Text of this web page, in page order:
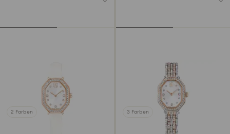
2 Farben 3 Farben